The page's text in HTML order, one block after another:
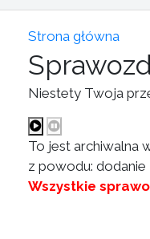
Strona główna
Niestety Twoja
To jest archiwalna
z powodu: dodanie
Wszystkie